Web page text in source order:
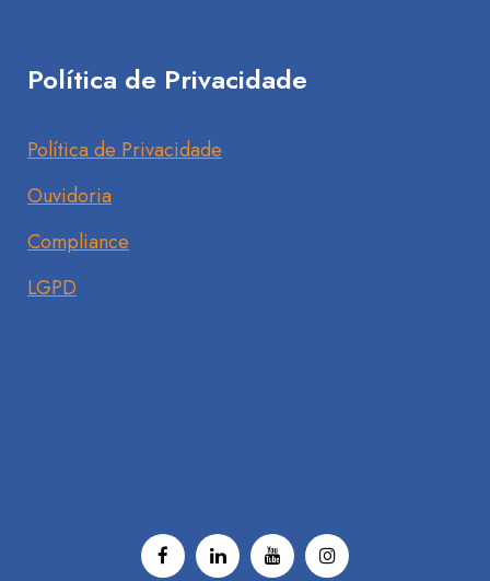
Política de Privacidade
Política de Privacidade
Ouvidoria
Compliance
LGPD